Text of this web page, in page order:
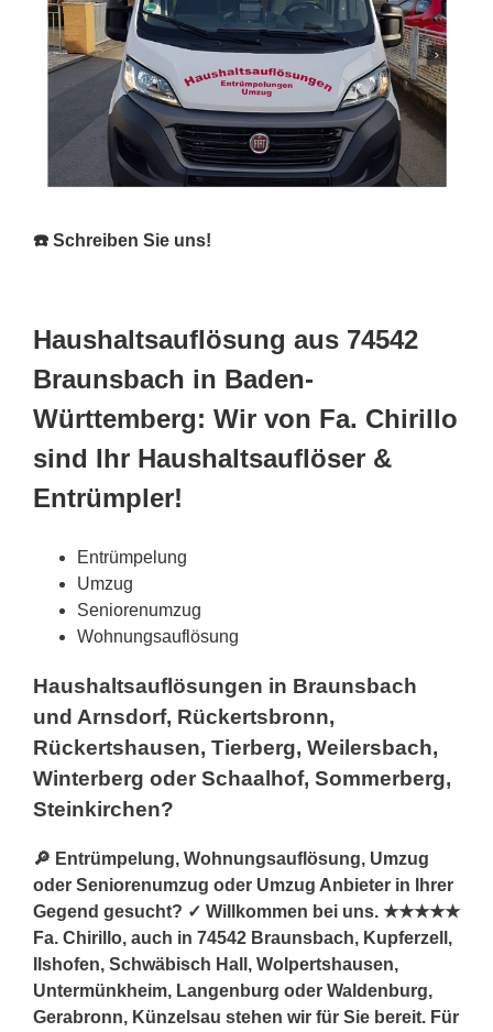
☎️ Schreiben Sie uns!
Haushaltsauflösung aus 74542
Braunsbach in Baden-
Württemberg: Wir von Fa. Chirillo
sind Ihr Haushaltsauflöser &
Entrümpler!
Entrümpelung
Umzug
Seniorenumzug
Wohnungsauflösung
Haushaltsauflösungen in Braunsbach
und Arnsdorf, Rückertsbronn,
Rückertshausen, Tierberg, Weilersbach,
Winterberg oder Schaalhof, Sommerberg,
Steinkirchen?
🔎 Entrümpelung, Wohnungsauflösung, Umzug
oder Seniorenumzug oder Umzug Anbieter in Ihrer
Gegend gesucht? ✓ Willkommen bei uns. ★★★★★
Fa. Chirillo, auch in 74542 Braunsbach, Kupferzell,
Ilshofen, Schwäbisch Hall, Wolpertshausen,
Untermünkheim, Langenburg oder Waldenburg,
Gerabronn, Künzelsau stehen wir für Sie bereit. Für